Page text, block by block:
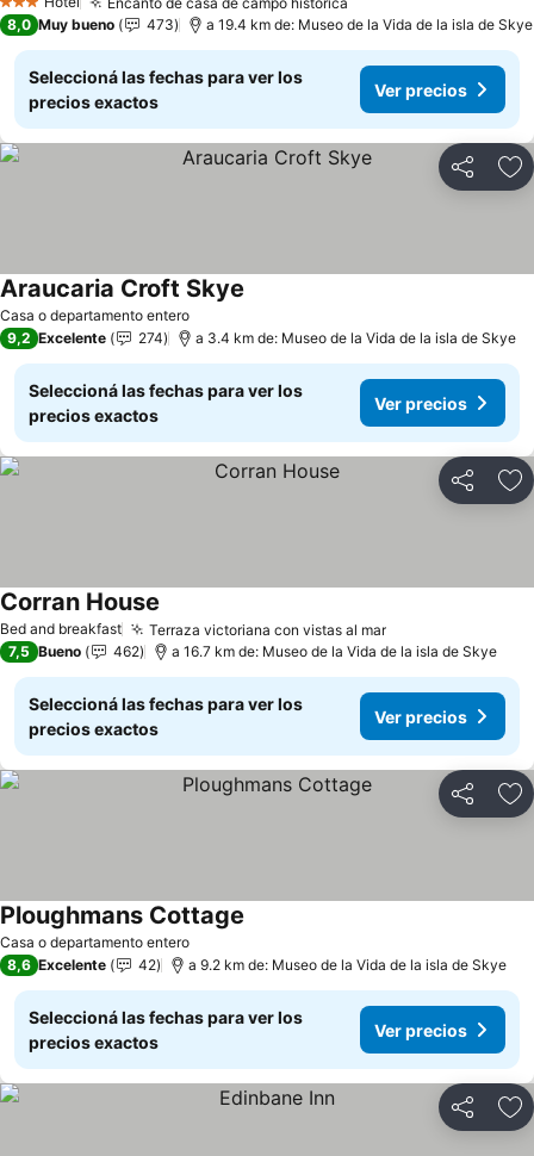
3 Estrellas
8,0 Muy bueno 473 a 19.4 km de: Museo de la Vida de la isla de Skye
Seleccioná las fechas para ver los
precios exactos
Ver precios
Compartir
Casa o departamento entero
Araucaria Croft Skye
9,2 Excelente 274 a 3.4 km de: Museo de la Vida de la isla de Skye
Seleccioná las fechas para ver los
precios exactos
Ver precios
Compartir
Bed and breakfast Terraza victoriana con vistas al marVer precios
Corran House
7,5 Bueno 462 a 16.7 km de: Museo de la Vida de la isla de Skye
Seleccioná las fechas para ver los
precios exactos
Ver precios
Compartir
Casa o departamento entero
Ploughmans Cottage
8,6 Excelente 42 a 9.2 km de: Museo de la Vida de la isla de Skye
Seleccioná las fechas para ver los
precios exactos
Ver precios
Compartir